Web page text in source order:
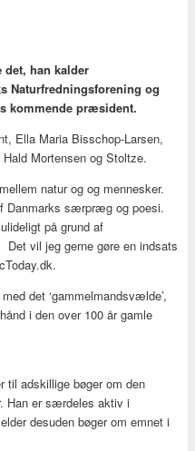
han kalder
Naturfredningsforening og
kommende præsident.
Ella Maria Bisschop-Larsen,
Mortensen og Stoltze.
natur og og mennesker.
Danmarks særpræg og poesi.
på grund af
vil jeg gerne gøre en indsats
det ‘gammelmandsvælde’,
i den over 100 år gamle
til adskillige bøger om den
Han er særdeles aktiv i
desuden bøger om emnet i